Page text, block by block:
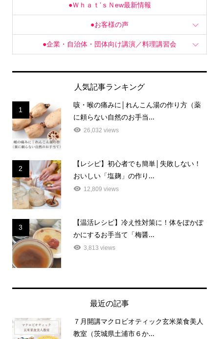
●Ｗｈａｔ’ｓＮew最新情報
●お客様の声
●企業・自治体・団体向け講演／料理講習会
人気記事ランキング
1
咳・喉の痛みに│れんこん湯の作り方（薬
に頼らない自然のお手当...
26,032 views
2
【レシピ】初心者でも簡単│失敗しない！
おいしい「塩麹」の作り...
12,809 views
3
【温活レシピ】冷え性対策に！体をぽかぽ
かにするお手当て「梅醤...
3,813 views
最近の記事
７月開講マクロビオティック玄米菜食美人
教室（茨城県土浦市６か...